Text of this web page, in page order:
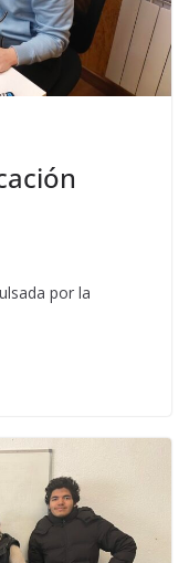
por la